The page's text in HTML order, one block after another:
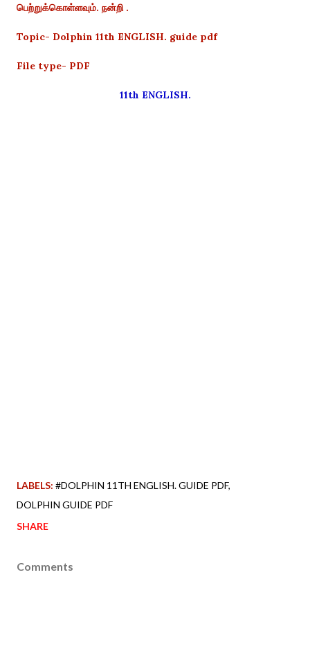
பெற்றுக்கொள்ளவும். நன்றி .
Topic- Dolphin 11th ENGLISH. guide pdf
File type- PDF
11th ENGLISH.
LABELS: #DOLPHIN 11TH ENGLISH. GUIDE PDF
DOLPHIN GUIDE PDF
SHARE
Comments